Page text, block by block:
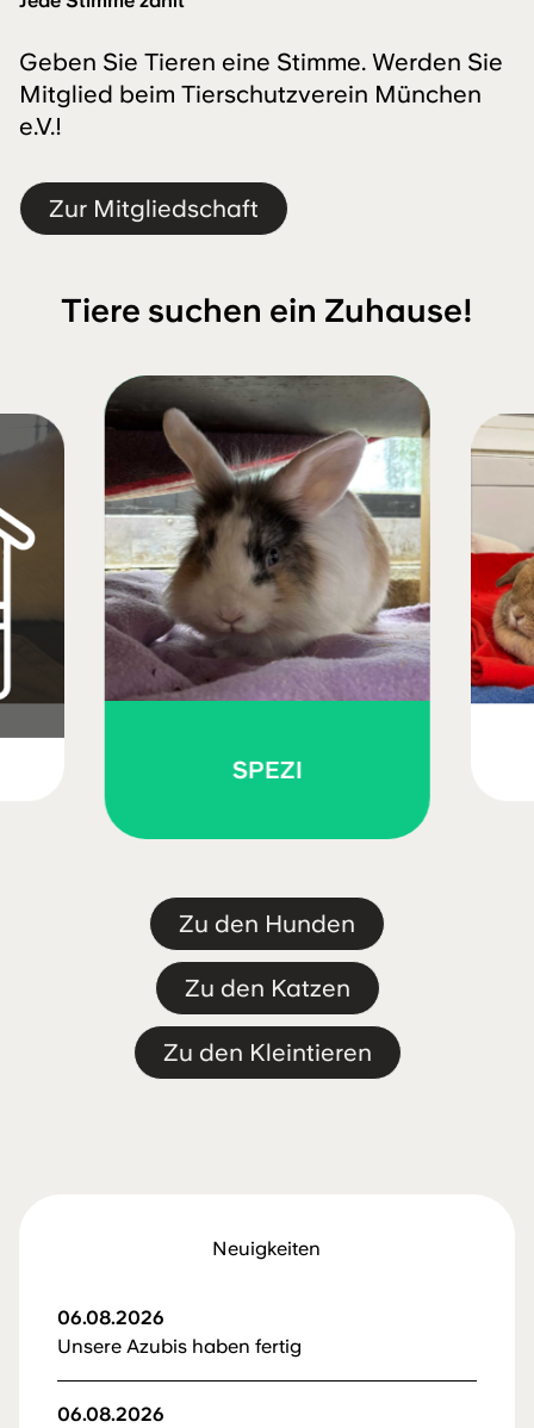
Geben Sie Tieren eine Stimme. Werden Sie
Mitglied beim Tierschutzverein München
e.V.!
Zur Mitgliedschaft
Tiere suchen ein Zuhause!
Ich habe feste
Interessenten
SPEZI
Zu den Hunden
Zu den Katzen
Zu den Kleintieren
Neuigkeiten
06.08.2026
Unsere Azubis haben fertig
06.08.2026